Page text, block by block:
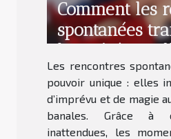
Comment les
spontanées
les soirées
Les rencontres
pouvoir unique : elles
d’imprévu et de magie
banales. Grâce à
inattendues, les